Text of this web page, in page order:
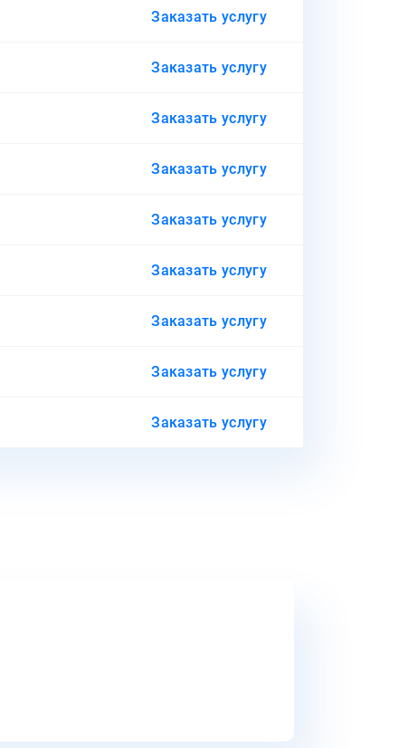
Заказать услугу
Заказать услугу
Заказать услугу
Заказать услугу
Заказать услугу
Заказать услугу
Заказать услугу
Заказать услугу
Заказать услугу